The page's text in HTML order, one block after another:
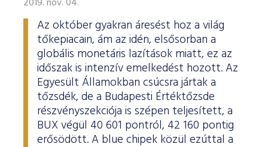
Az október gyakran áresést hoz a világ
tőkepiacain, ám az idén, elsősorban a
globális monetáris lazítások miatt, ez az
időszak is intenzív emelkedést hozott. Az
Egyesült Államokban csúcsra jártak a
tőzsdék, de a Budapesti Értéktőzsde
részvényszekciója is szépen teljesített, a
BUX végül 40 601 pontról, 42 160 pontig
erősödött. A blue chipek közül ezúttal a